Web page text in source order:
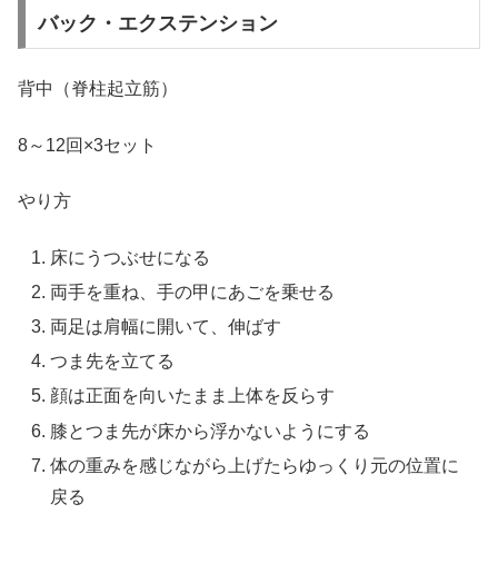
バック・エクステンション
背中（脊柱起立筋）
8～12回×3セット
やり方
床にうつぶせになる
両手を重ね、手の甲にあごを乗せる
両足は肩幅に開いて、伸ばす
つま先を立てる
顔は正面を向いたまま上体を反らす
膝とつま先が床から浮かないようにする
体の重みを感じながら上げたらゆっくり元の位置に
戻る